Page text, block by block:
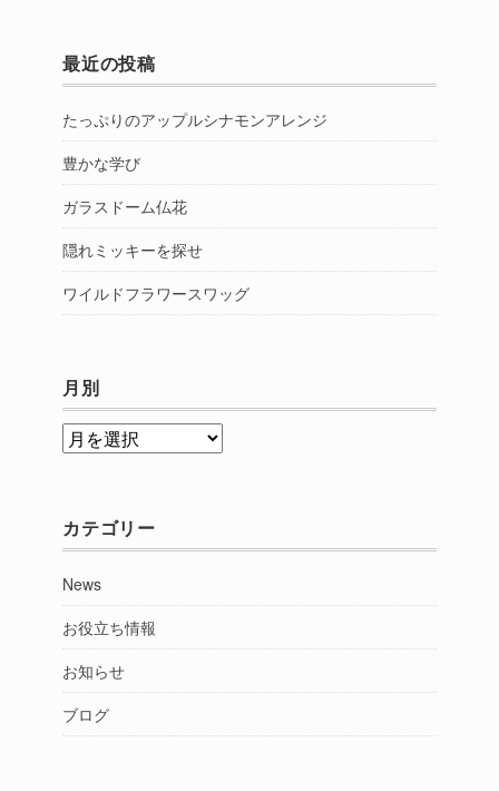
最近の投稿
たっぷりのアップルシナモンアレンジ
豊かな学び
ガラスドーム仏花
隠れミッキーを探せ
ワイルドフラワースワッグ
月別
月
カテゴリー
News
お役立ち情報
お知らせ
ブログ